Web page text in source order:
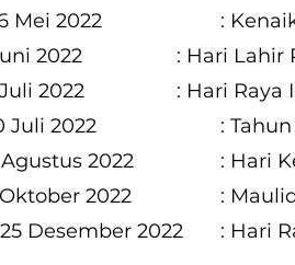
Kamis, 26
Rabu, 1 Juni 2022			:
Sabtu, 9 Juli 2022
Sabtu, 30
Rabu, 17
Sabtu, 8
Minggu, 25